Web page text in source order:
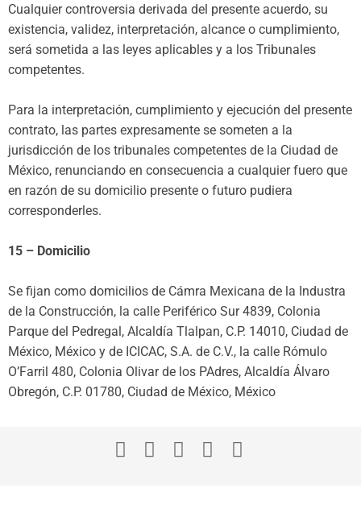
Cualquier controversia derivada del presente acuerdo, su
existencia, validez, interpretación, alcance o cumplimiento,
será sometida a las leyes aplicables y a los Tribunales
competentes.
Para la interpretación, cumplimiento y ejecución del presente
contrato, las partes expresamente se someten a la
jurisdicción de los tribunales competentes de la Ciudad de
México, renunciando en consecuencia a cualquier fuero que
en razón de su domicilio presente o futuro pudiera
corresponderles.
15 – Domicilio
Se fijan como domicilios de Cámra Mexicana de la Industra
de la Construcción, la calle Periférico Sur 4839, Colonia
Parque del Pedregal, Alcaldía Tlalpan, C.P. 14010, Ciudad de
México, México y de ICICAC, S.A. de C.V., la calle Rómulo
O’Farril 480, Colonia Olivar de los PAdres, Alcaldía Álvaro
Obregón, C.P. 01780, Ciudad de México, México